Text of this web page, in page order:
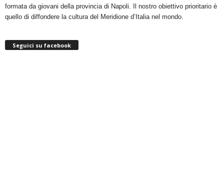
formata da giovani della provincia di Napoli. Il nostro obiettivo prioritario è
quello di diffondere la cultura del Meridione d’Italia nel mondo.
Seguici su facebook